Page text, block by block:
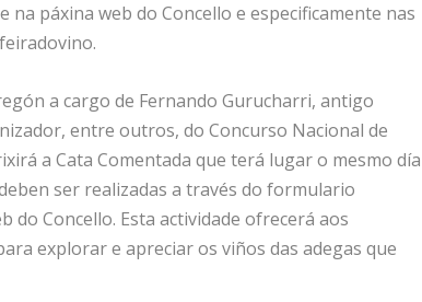
páxina web do Concello e especificamente nas
a cargo de Fernando Gurucharri, antigo
entre outros, do Concurso Nacional de
a Cata Comentada que terá lugar o mesmo día
ser realizadas a través do formulario
do Concello. Esta actividade ofrecerá aos
explorar e apreciar os viños das adegas que